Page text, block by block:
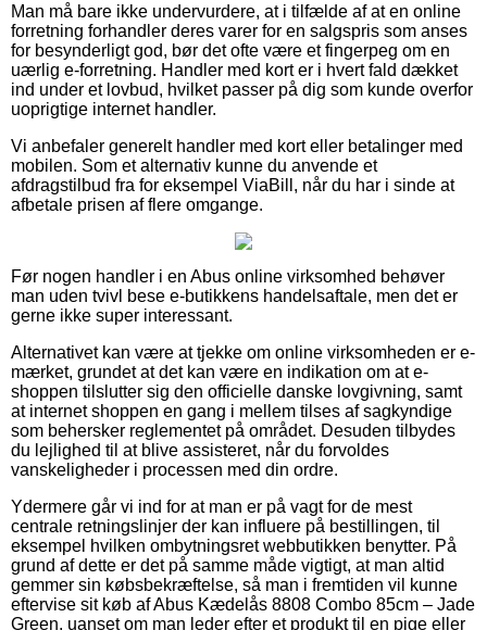
Man må bare ikke undervurdere, at i tilfælde af at en online
forretning forhandler deres varer for en salgspris som anses
for besynderligt god, bør det ofte være et fingerpeg om en
uærlig e-forretning. Handler med kort er i hvert fald dækket
ind under et lovbud, hvilket passer på dig som kunde overfor
uoprigtige internet handler.
Vi anbefaler generelt handler med kort eller betalinger med
mobilen. Som et alternativ kunne du anvende et
afdragstilbud fra for eksempel ViaBill, når du har i sinde at
afbetale prisen af flere omgange.
Før nogen handler i en Abus online virksomhed behøver
man uden tvivl bese e-butikkens handelsaftale, men det er
gerne ikke super interessant.
Alternativet kan være at tjekke om online virksomheden er e-
mærket, grundet at det kan være en indikation om at e-
shoppen tilslutter sig den officielle danske lovgivning, samt
at internet shoppen en gang i mellem tilses af sagkyndige
som behersker reglementet på området. Desuden tilbydes
du lejlighed til at blive assisteret, når du forvoldes
vanskeligheder i processen med din ordre.
Ydermere går vi ind for at man er på vagt for de mest
centrale retningslinjer der kan influere på bestillingen, til
eksempel hvilken ombytningsret webbutikken benytter. På
grund af dette er det på samme måde vigtigt, at man altid
gemmer sin købsbekræftelse, så man i fremtiden vil kunne
eftervise sit køb af Abus Kædelås 8808 Combo 85cm – Jade
Green, uanset om man leder efter et produkt til en pige eller